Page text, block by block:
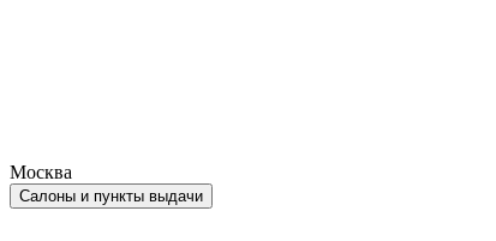
Москва
Салоны и пункты выдачи